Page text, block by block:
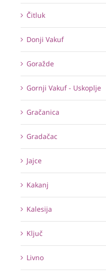
Čitluk
Donji Vakuf
Goražde
Gornji Vakuf - Uskoplje
Gračanica
Gradačac
Jajce
Kakanj
Kalesija
Ključ
Livno